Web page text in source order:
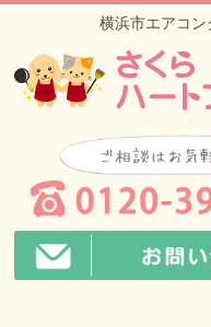
横浜市エアコ